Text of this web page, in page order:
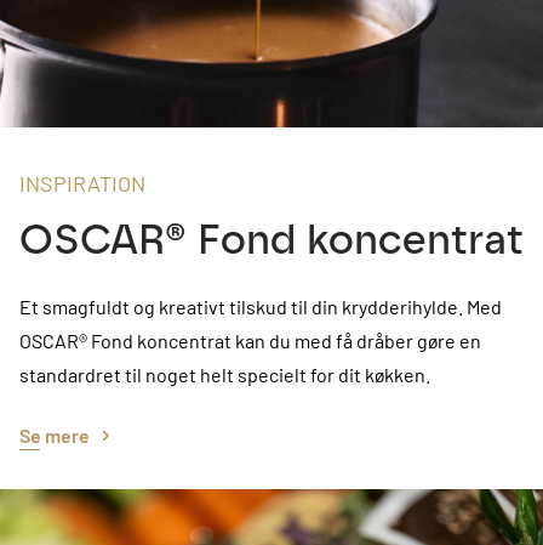
INSPIRATION
OSCAR® Fond koncentrat
Et smagfuldt og kreativt tilskud til din krydderihylde. Med
OSCAR® Fond koncentrat kan du med få dråber gøre en
standardret til noget helt specielt for dit køkken.
Se mere